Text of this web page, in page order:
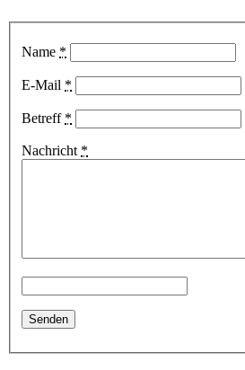
Name *
E-Mail *
Betreff *
Nachricht *